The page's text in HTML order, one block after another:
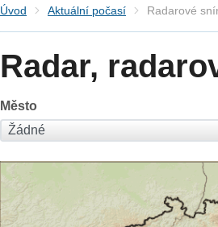
Úvod Aktuální počasí Radarové
Radar,
Město